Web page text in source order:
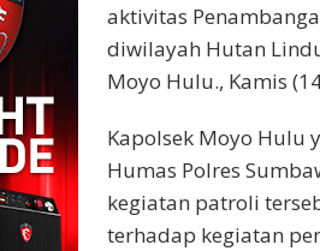
aktivitas
diwilayah Hutan
Moyo Hulu., Kamis
Kapolsek Moyo Hulu
Humas Polres
kegiatan patroli
terhadap kegiatan